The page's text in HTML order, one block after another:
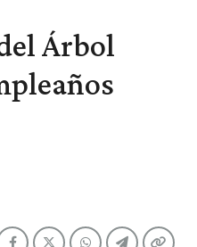
Árbol